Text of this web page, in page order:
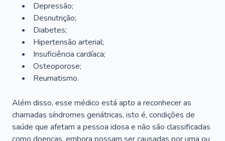
Depressão;
Desnutrição;
Diabetes;
Hipertensão arterial;
Insuficiência cardíaca;
Osteoporose;
Reumatismo.
Além disso, esse médico está apto a reconhecer as
chamadas síndromes geriátricas, isto é, condições de
saúde que afetam a pessoa idosa e não são classificadas